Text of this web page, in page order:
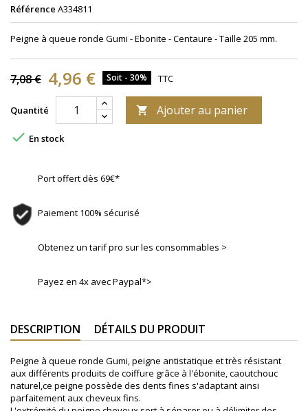
Référence A334811
Peigne à queue ronde Gumi - Ebonite - Centaure - Taille 205 mm.
7,08 € 4,96 € Soit - 30% TTC
Quantité  Ajouter au panier
 En stock
Port offert dès 69€*
Paiement 100% sécurisé
Obtenez un tarif pro sur les consommables >
Payez en 4x avec Paypal*>
DESCRIPTION DÉTAILS DU PRODUIT
Peigne à queue ronde Gumi, peigne antistatique et très résistant
aux différents produits de coiffure grâce à l'ébonite, caoutchouc
naturel,ce peigne possède des dents fines s'adaptant ainsi
parfaitement aux cheveux fins.